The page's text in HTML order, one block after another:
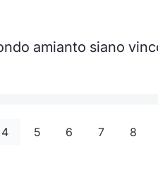
amianto siano
4 5 6 7 8